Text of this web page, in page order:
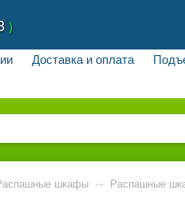
)
Доставка и оплата
шкафы → Распашные